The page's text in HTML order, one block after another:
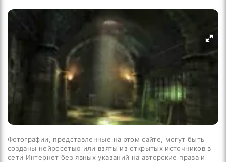
Фотографии, представленные на этом сайте, могут быть
созданы нейросетью или взяты из открытых источников в
сети Интернет без явных указаний на авторские права и